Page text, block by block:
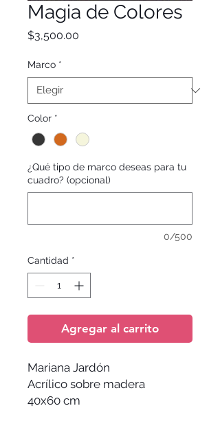
Magia de Colores
$3,500.00
Marco *
Color *
¿Qué tipo de marco deseas para tu
cuadro? (opcional)
0/500
Cantidad *
Agregar al carrito
Mariana Jardón
Acrílico sobre madera
40x60 cm